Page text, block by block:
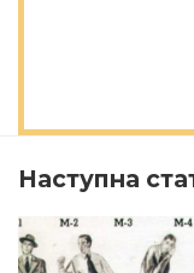
Наступна